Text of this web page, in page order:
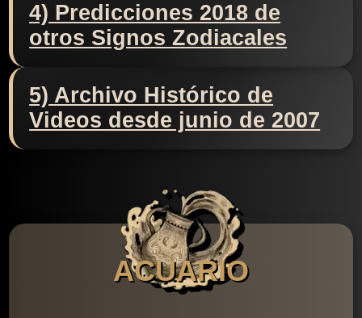
4) Predicciones 2018 de
otros Signos Zodiacales
5) Archivo Histórico de
Videos desde junio de 2007
ACUARIO